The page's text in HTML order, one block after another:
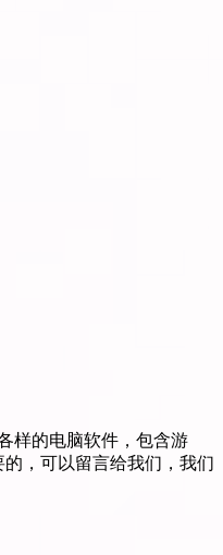
样的电脑软件，包含游
，可以留言给我们，我们